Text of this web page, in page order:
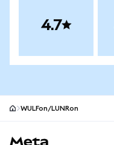
4.7
WULFon/LUNRon